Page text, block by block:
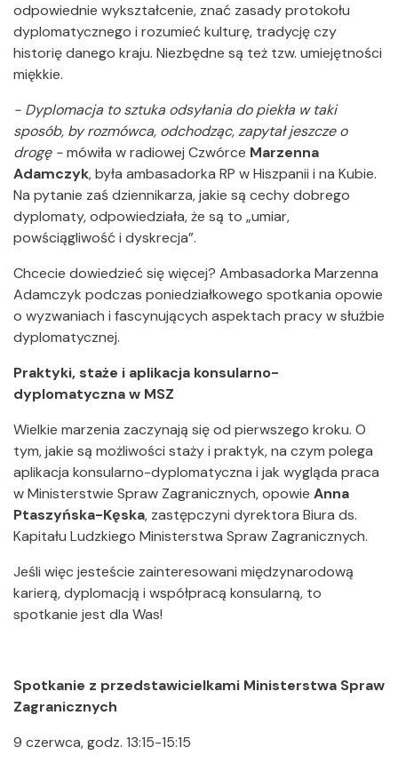
odpowiednie wykształcenie, znać zasady protokołu
dyplomatycznego i rozumieć kulturę, tradycję czy
historię danego kraju. Niezbędne są też tzw. umiejętności
miękkie.
- Dyplomacja to sztuka odsyłania do piekła w taki
sposób, by rozmówca, odchodząc, zapytał jeszcze o
drogę -mówiła w radiowej Czwórce Marzenna
Adamczyk, była ambasadorka RP w Hiszpanii i na Kubie.
Na pytanie zaś dziennikarza, jakie są cechy dobrego
dyplomaty, odpowiedziała, że są to „umiar,
powściągliwość i dyskrecja”.
Chcecie dowiedzieć się więcej? Ambasadorka Marzenna
Adamczyk podczas poniedziałkowego spotkania opowie
o wyzwaniach i fascynujących aspektach pracy w służbie
dyplomatycznej.
Praktyki, staże i aplikacja konsularno-
dyplomatyczna w MSZ
Wielkie marzenia zaczynają się od pierwszego kroku. O
tym, jakie są możliwości staży i praktyk, na czym polega
aplikacja konsularno-dyplomatyczna i jak wygląda praca
w Ministerstwie Spraw Zagranicznych, opowie Anna
Ptaszyńska-Kęska, zastępczyni dyrektora Biura ds.
Kapitału Ludzkiego Ministerstwa Spraw Zagranicznych.
Jeśli więc jesteście zainteresowani międzynarodową
karierą, dyplomacją i współpracą konsularną, to
spotkanie jest dla Was!
Spotkanie z przedstawicielkami Ministerstwa Spraw
Zagranicznych
9 czerwca, godz. 13:15-15:15